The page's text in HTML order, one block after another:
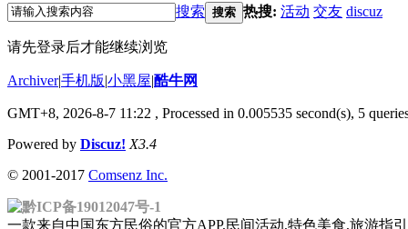
搜索 搜索 热搜: 活动 交友 discuz
请先登录后才能继续浏览
Archiver|手机版|小黑屋|酷牛网
GMT+8, 2026-8-7 11:22 , Processed in 0.005535 second(s), 5
Powered by Discuz! X3.4
© 2001-2017 Comsenz Inc.
黔ICP备19012047号-1
一款来自中国东方民俗的官方APP,民间活动,特色美食,旅游